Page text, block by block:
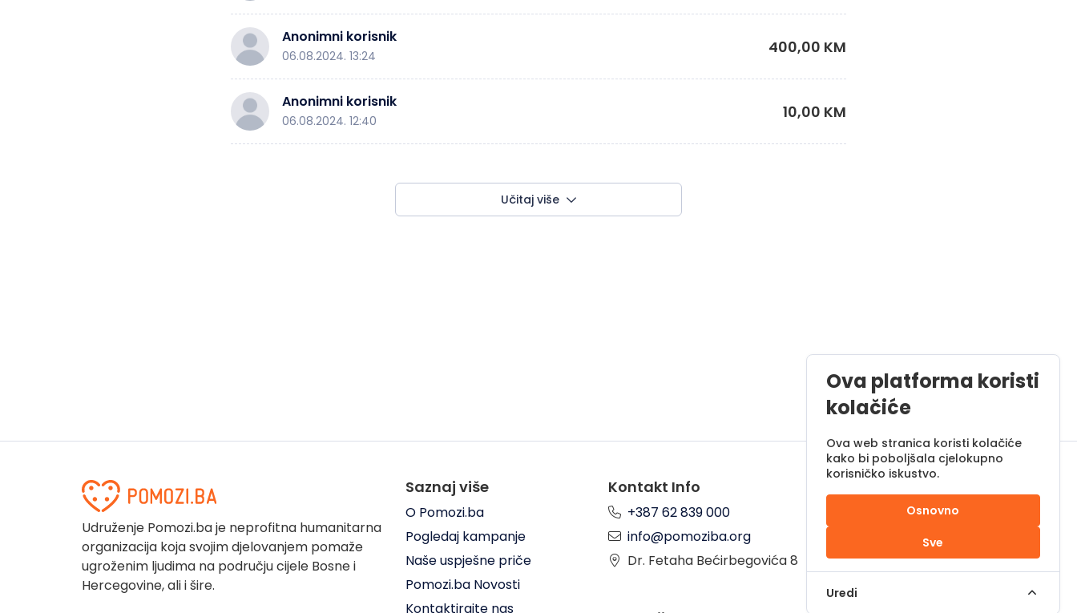
Anonimni korisnik
06.08.2024. 13:24 400,00 KM
Anonimni korisnik
06.08.2024. 12:40 10,00 KM
Učitaj više
Udruženje Pomozi.ba je neprofitna humanitarna
organizacija koja svojim djelovanjem pomaže
ugroženim ljudima na području cijele Bosne i
Hercegovine, ali i šire.
Saznaj više
O Pomozi.ba
Pogledaj kampanje
Naše uspješne priče
Pomozi.ba Novosti
Kontaktirajte nas
Kontakt Info
+387 62 839 000
info@pomoziba.org
Dr. Fetaha Bećirbegovića 8
Pon - Pet od 08 do 17h
Sub od 10 do 17h
Nedjelja - neradni dan
Ova platforma koristi
kolačiće
Ova web stranica koristi kolačiće
kako bi poboljšala cjelokupno
korisničko iskustvo.
Osnovno
Sve
Uredi